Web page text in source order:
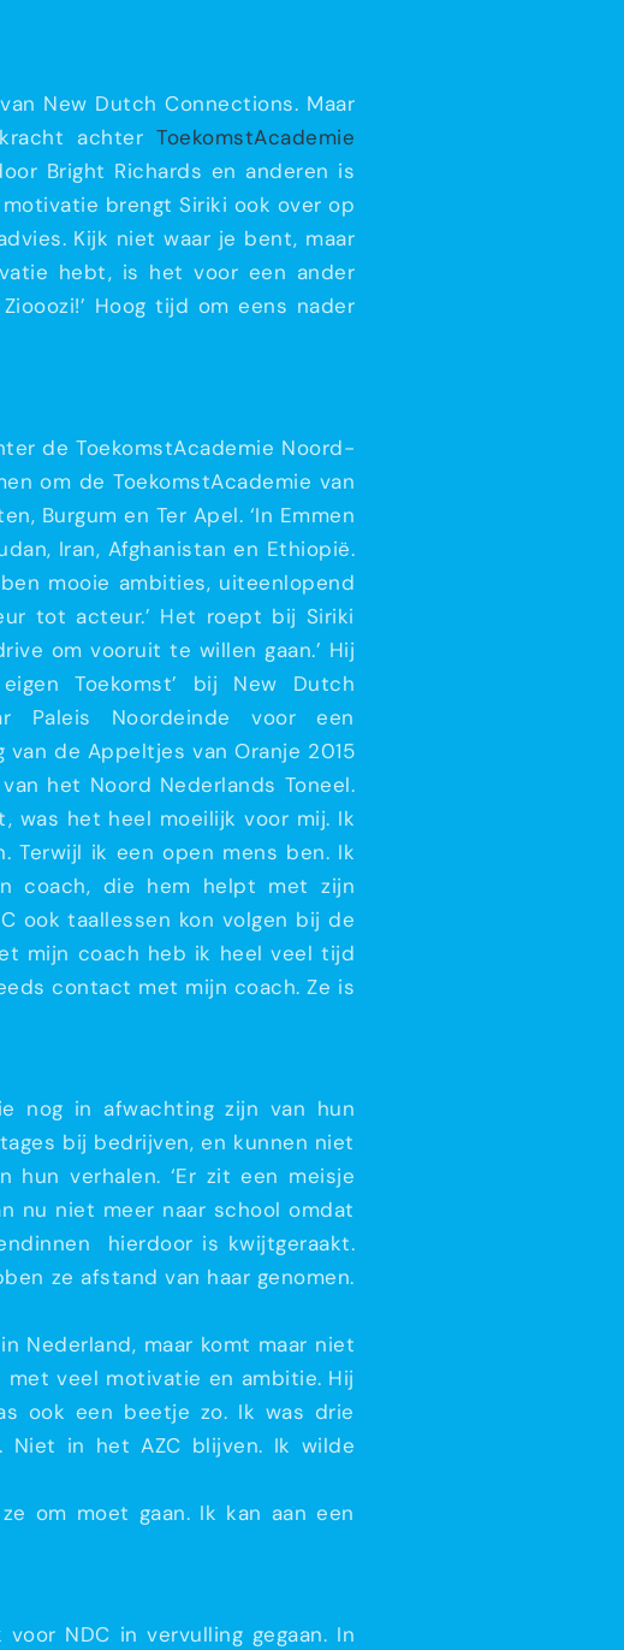
New Dutch Connections. Maar
achter ToekomstAcademie
Bright Richards en anderen is
brengt Siriki ook over op
Kijk niet waar je bent, maar
hebt, is het voor een ander
Hoog tijd om eens nader
de ToekomstAcademie Noord-
om de ToekomstAcademie van
Burgum en Ter Apel. ‘In Emmen
Iran, Afghanistan en Ethiopië.
mooie ambities, uiteenlopend
tot acteur.’ Het roept bij Siriki
om vooruit te willen gaan.’ Hij
Toekomst’ bij New Dutch
Paleis Noordeinde voor een
de Appeltjes van Oranje 2015
het Noord Nederlands Toneel.
was het heel moeilijk voor mij. Ik
Terwijl ik een open mens ben. Ik
coach, die hem helpt met zijn
ook taallessen kon volgen bij de
mijn coach heb ik heel veel tijd
contact met mijn coach. Ze is
nog in afwachting zijn van hun
bij bedrijven, en kunnen niet
verhalen. ‘Er zit een meisje
nu niet meer naar school omdat
hierdoor is kwijtgeraakt.
ze afstand van haar genomen.
Nederland, maar komt maar niet
veel motivatie en ambitie. Hij
ook een beetje zo. Ik was drie
Niet in het AZC blijven. Ik wilde
om moet gaan. Ik kan aan een
NDC in vervulling gegaan. In